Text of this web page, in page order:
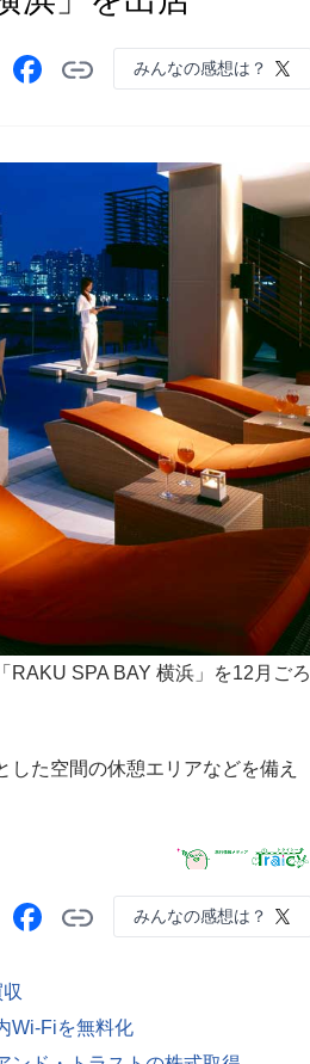
みんなの感想は？
SPA BAY 横浜」を12月ごろ
た空間の休憩エリアなどを備え
みんなの感想は？
Wi-Fiを無料化